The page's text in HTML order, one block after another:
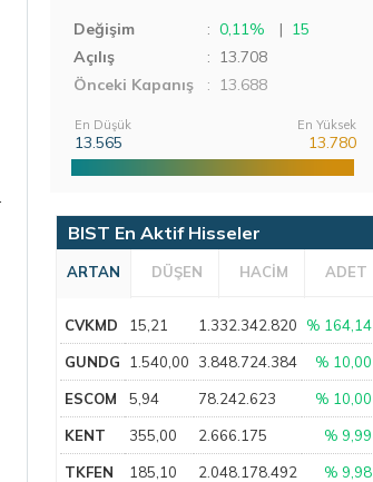
Değişim : 0,11% | 15
Açılış
: 13.708
Önceki Kapanış
: 13.688
En Düşük
13.565
En Yüksek
13.780
BIST En Aktif Hisseler
ARTAN DÜŞEN HACİM ADET
CVKMD 15,21 1.332.342.820 % 164,14
GUNDG 1.540,00 3.848.724.384 % 10,00
ESCOM 5,94 78.242.623 % 10,00
KENT 355,00 2.666.175 % 9,99
TKFEN 185,10 2.048.178.492 % 9,98